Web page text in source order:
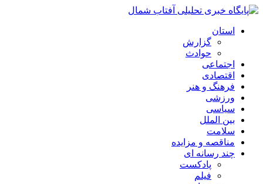
استان
گزارش
حوادث
اجتماعی
اقتصادی
فرهنگ و هنر
ورزشی
سیاسی
بین الملل
سلامت
مناقصه و مزایده
چند رسانه ای
پادکست
فیلم